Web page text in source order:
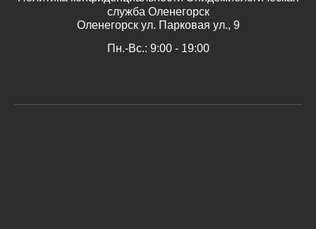
служба Оленегорск
Оленегорск ул. Парковая ул., 9
Пн.-Вс.: 9:00 - 19:00